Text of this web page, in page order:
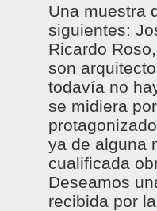
Una muestra
siguientes:
Ricardo
son
todavía no
se midiera
ya de alguna
cualificada
Deseamos
recibida por